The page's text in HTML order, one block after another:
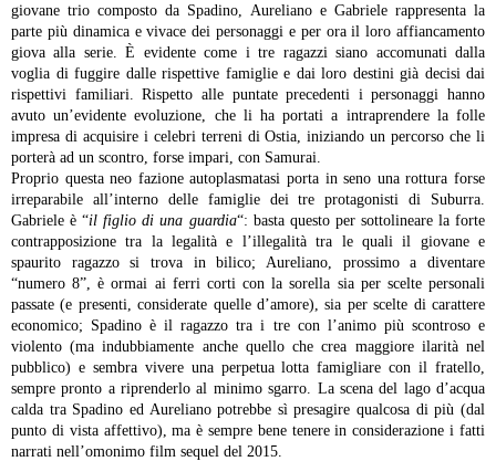
giovane trio composto da Spadino, Aureliano e Gabriele rappresenta la
parte più dinamica e vivace dei personaggi e per ora il loro affiancamento
giova alla serie. È evidente come i tre ragazzi siano accomunati dalla
voglia di fuggire dalle rispettive famiglie e dai loro destini già decisi dai
rispettivi familiari. Rispetto alle puntate precedenti i personaggi hanno
avuto un’evidente evoluzione, che li ha portati a intraprendere la folle
impresa di acquisire i celebri terreni di Ostia, iniziando un percorso che li
porterà ad un scontro, forse impari, con Samurai.
Proprio questa neo fazione autoplasmatasi porta in seno una rottura forse
irreparabile all’interno delle famiglie dei tre protagonisti di Suburra.
Gabriele è “il figlio di una guardia“: basta questo per sottolineare la forte
contrapposizione tra la legalità e l’illegalità tra le quali il giovane e
spaurito ragazzo si trova in bilico; Aureliano, prossimo a diventare
“numero 8”, è ormai ai ferri corti con la sorella sia per scelte personali
passate (e presenti, considerate quelle d’amore), sia per scelte di carattere
economico; Spadino è il ragazzo tra i tre con l’animo più scontroso e
violento (ma indubbiamente anche quello che crea maggiore ilarità nel
pubblico) e sembra vivere una perpetua lotta famigliare con il fratello,
sempre pronto a riprenderlo al minimo sgarro. La scena del lago d’acqua
calda tra Spadino ed Aureliano potrebbe sì presagire qualcosa di più (dal
punto di vista affettivo), ma è sempre bene tenere in considerazione i fatti
narrati nell’omonimo film sequel del 2015.